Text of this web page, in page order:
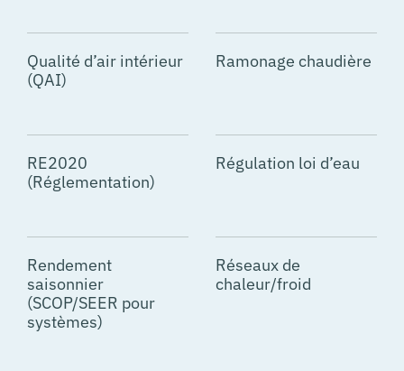
Qualité d’air intérieur
(QAI)
Ramonage chaudière
RE2020
(Réglementation)
Régulation loi d’eau
Rendement
saisonnier
(SCOP/SEER pour
systèmes)
Réseaux de
chaleur/froid